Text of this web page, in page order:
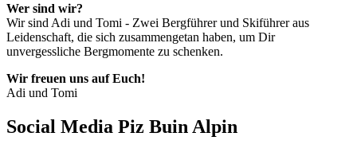
Wer sind wir?
Wir sind Adi und Tomi - Zwei Bergführer und Skiführer aus
Leidenschaft, die sich zusammengetan haben, um Dir
unvergessliche Bergmomente zu schenken.
Wir freuen uns auf Euch!
Adi und Tomi
Social Media Piz Buin Alpin